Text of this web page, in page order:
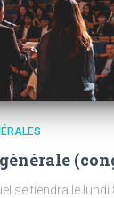
se tiendra le lundi